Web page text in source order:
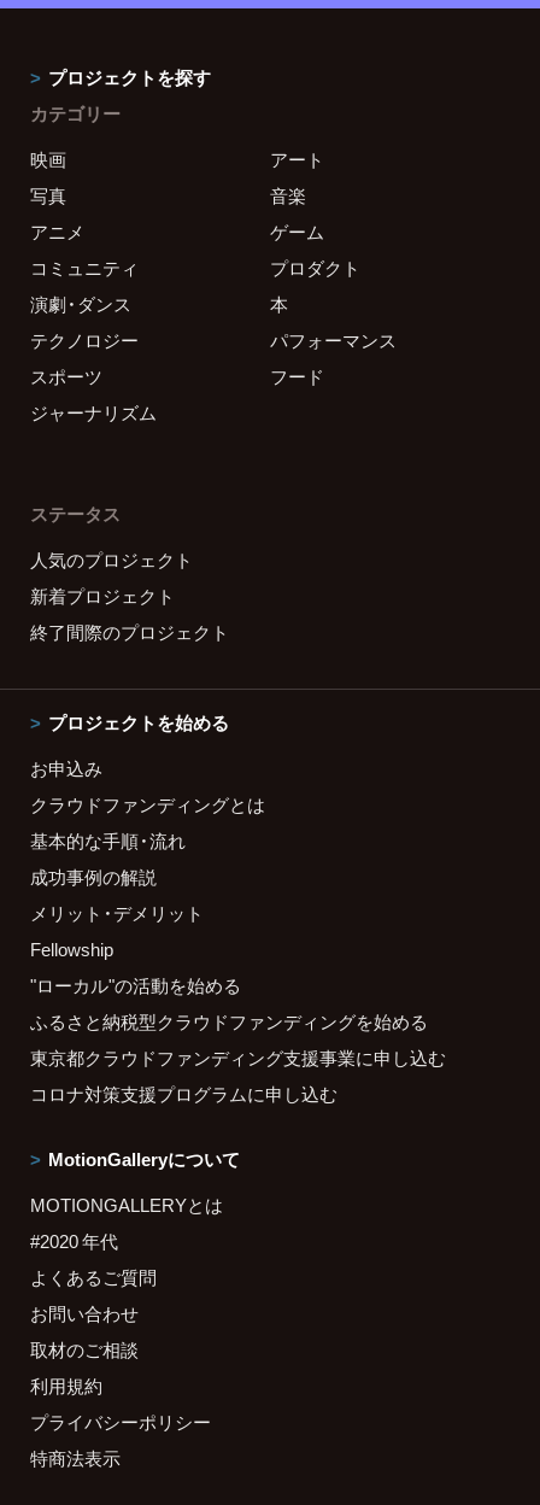
プロジェクトを探す
カテゴリー
映画
アート
写真
音楽
アニメ
ゲーム
コミュニティ
プロダクト
演劇・ダンス
本
テクノロジー
パフォーマンス
スポーツ
フード
ジャーナリズム
ステータス
人気のプロジェクト
新着プロジェクト
終了間際のプロジェクト
プロジェクトを始める
お申込み
クラウドファンディングとは
基本的な手順・流れ
成功事例の解説
メリット・デメリット
Fellowship
"ローカル"の活動を始める
ふるさと納税型クラウドファンディングを始める
東京都クラウドファンディング支援事業に申し込む
コロナ対策支援プログラムに申し込む
MotionGalleryについて
MOTIONGALLERYとは
#2020 年代
よくあるご質問
お問い合わせ
取材のご相談
利用規約
プライバシーポリシー
特商法表示